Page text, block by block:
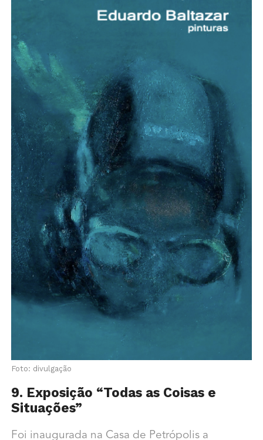
Foto: divulgação
9. Exposição “Todas as Coisas e
Situações”
Foi inaugurada na Casa de Petrópolis a